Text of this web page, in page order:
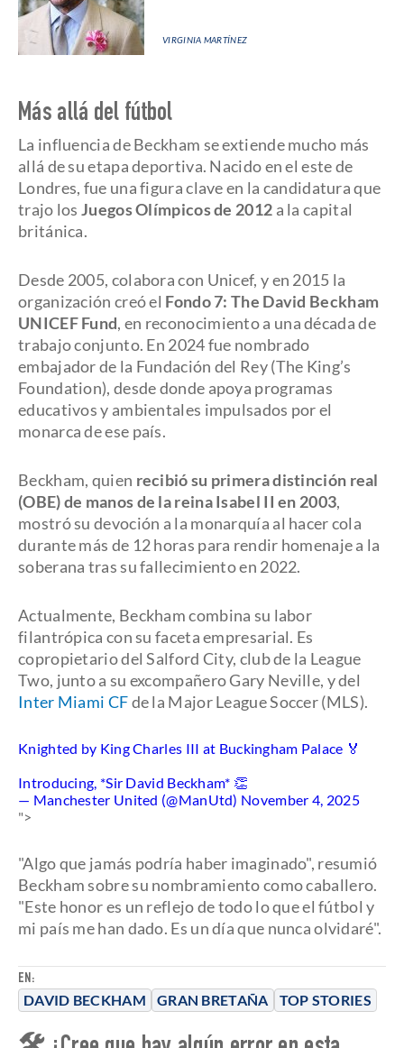
EN:
DAVID BECKHAM GRAN BRETAÑA TOP STORIES
VIRGINIA MARTÍNEZ
Más allá del fútbol
La influencia de Beckham se extiende mucho más
allá de su etapa deportiva. Nacido en el este de
Londres, fue una figura clave en la candidatura que
trajo los Juegos Olímpicos de 2012 a la capital
británica.
Desde 2005, colabora con Unicef, y en 2015 la
organización creó el Fondo 7: The David Beckham
UNICEF Fund, en reconocimiento a una década de
trabajo conjunto. En 2024 fue nombrado
embajador de la Fundación del Rey (The King’s
Foundation), desde donde apoya programas
educativos y ambientales impulsados por el
monarca de ese país.
Beckham, quien recibió su primera distinción real
(OBE) de manos de la reina Isabel II en 2003,
mostró su devoción a la monarquía al hacer cola
durante más de 12 horas para rendir homenaje a la
soberana tras su fallecimiento en 2022.
Actualmente, Beckham combina su labor
filantrópica con su faceta empresarial. Es
copropietario del Salford City, club de la League
Two, junto a su excompañero Gary Neville, y del
Inter Miami CFde la Major League Soccer (MLS).
Knighted by King Charles III at Buckingham Palace 🏅
Introducing, *Sir David Beckham* 👏
— Manchester United (@ManUtd) November 4, 2025
">
"Algo que jamás podría haber imaginado", resumió
Beckham sobre su nombramiento como caballero.
"Este honor es un reflejo de todo lo que el fútbol y
mi país me han dado. Es un día que nunca olvidaré".